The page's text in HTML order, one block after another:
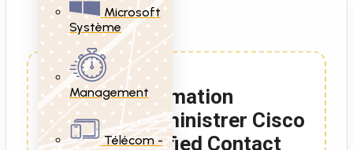
Microsoft
Système
Management
Télécom -
Formation
Administrer Cisco
Unified Contact